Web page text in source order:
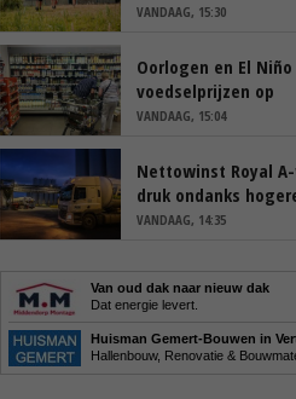
VANDAAG, 15:30
Oorlogen en El
voedselprijzen op
VANDAAG, 15:04
Nettowinst Royal
druk ondanks
VANDAAG, 14:35
Van oud dak naar nieuw dak
Dat energie levert.
Huisman Gemert-Bouwen in
Hallenbouw, Renovatie &